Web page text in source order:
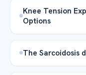
Knee Tension
Options
The Sarcoidosis